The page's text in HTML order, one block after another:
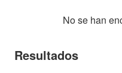
No se han
Resultados